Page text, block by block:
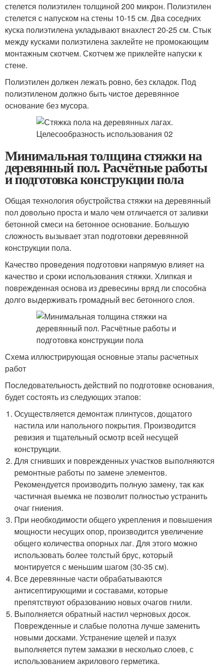
стелется полиэтилен толщиной 200 микрон. Полиэтилен
стелется с напуском на стены 10-15 см. Два соседних
куска полиэтилена укладывают внахлест 20-25 см. Стык
между кусками полиэтилена заклейте не промокающим
монтажным скотчем. Скотчем же приклейте напуски к
стене.
Полиэтилен должен лежать ровно, без складок. Под
полиэтиленом должно быть чистое деревянное
основание без мусора.
Минимальная толщина стяжки на
деревянный пол. Расчётные работы
и подготовка конструкции пола
Общая технология обустройства стяжки на деревянный
пол довольно проста и мало чем отличается от заливки
бетонной смеси на бетонное основание. Большую
сложность вызывает этап подготовки деревянной
конструкции пола.
Качество проведения подготовки напрямую влияет на
качество и сроки использования стяжки. Хлипкая и
поврежденная основа из древесины вряд ли способна
долго выдерживать громадный вес бетонного слоя.
Схема иллюстрирующая основные этапы расчетных
работ
Последовательность действий по подготовке основания,
будет состоять из следующих этапов:
Осуществляется демонтаж плинтусов, дощатого
настила или напольного покрытия. Производится
ревизия и тщательный осмотр всей несущей
конструкции.
Для сгнивших и поврежденных участков выполняются
ремонтные работы по замене элементов.
Рекомендуется производить полную замену, так как
частичная выемка не позволит полностью устранить
очаг гниения.
При необходимости общего укрепления и повышения
мощности несущих опор, производится увеличение
общего количества опорных лаг. Для этого можно
использовать более толстый брус, который
монтируется с меньшим шагом (30-35 см).
Все деревянные части обрабатываются
антисептирующими и составами, которые
препятствуют образованию новых очагов гнили.
Выполняется обратный настил черновых досок.
Поврежденные и слабые полотна лучше заменить
новыми досками. Устранение щелей и пазух
выполняется путем замазки в несколько слоев, с
использованием акрилового герметика.